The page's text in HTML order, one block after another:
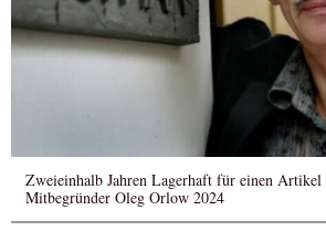
Zweieinhalb Jahren Lagerhaft für einen
Mitbegründer Oleg Orlow 2024